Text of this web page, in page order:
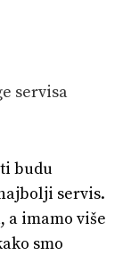
servisa
budu
servis.
a imamo više
smo